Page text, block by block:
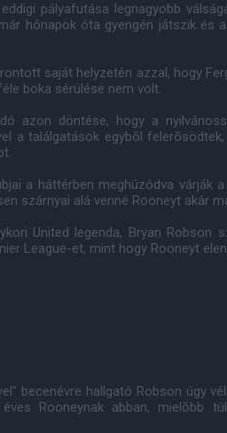
pályafutása legnagyobb
hónapok óta gyengén játszik és
saját helyzetén azzal, hogy
boka sérülése nem volt.
azon döntése, hogy a
a találgatások egybõl
a háttérben meghúzódva várják
szárnyai alá venné Rooneyt akár
United legenda, Bryan Robson
League-et, mint hogy Rooneyt
becenévre hallgató Robson úgy
Rooneynak abban, mielõbb